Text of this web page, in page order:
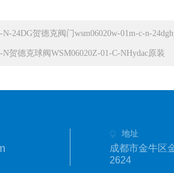
24DG贺德克阀门wsm06020w-01m-c-n-
N贺德克球阀WSM06020Z-01-C-NHydac原装
地址
成都市金牛区
2624